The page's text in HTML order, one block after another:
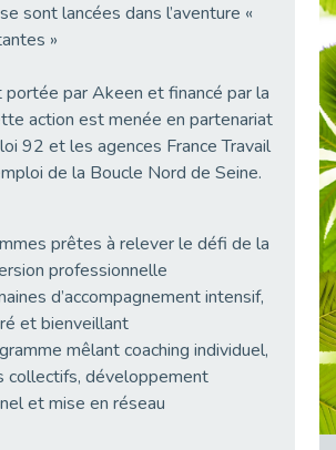
Handicap et emploi : une matinée pour briser les tabous
Fibromyalgie : Quand la douleur invisible s’invite au bureau
38 vidéos pour comprendre et agir durablement
sont lancées dans l’aventure «
»
portée par Akeen et financé par la
action est menée en partenariat
92 et les agences France Travail
de la Boucle Nord de Seine.
prêtes à relever le défi de la
professionnelle
d’accompagnement intensif,
et bienveillant
mêlant coaching individuel,
collectifs, développement
et mise en réseau